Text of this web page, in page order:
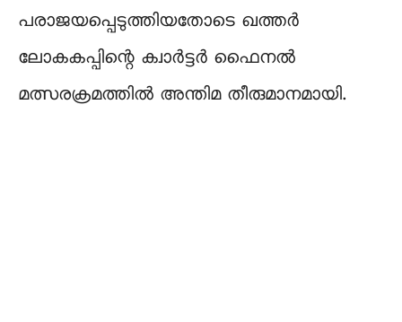
പരാജയപ്പെടുത്തിയതോടെ ഖത്തർ
ലോകകപ്പിന്റെ ക്വാർട്ടർ ഫൈനൽ
മത്സരക്രമത്തിൽ അന്തിമ തീരുമാനമായി.